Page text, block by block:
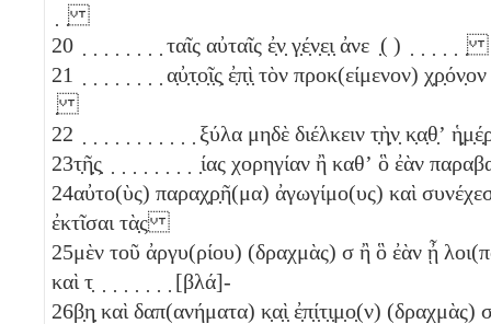
̣ ̣
20 ̣ ̣ ̣ ̣ ̣ ̣ ̣ ̣ ταῖς αὐταῖς ἐ̣ν̣ γ̣έ̣ν̣ε̣ι̣ ἀνε ̣( ) ̣ ̣ ̣ ̣ ̣ ̣
21
α̣ὐ̣τ̣ο̣ῖ̣ς̣ ἐ̣π̣ὶ̣ τὸν προκ(είμενον)
̣
22
ξύλα μηδὲ διέλκειν τ̣ὴ̣ν̣ κ̣α̣θ̣ʼ
23τ̣ῆ̣ς̣ ̣ ̣ ̣ ̣ ̣ ̣ ̣ ̣ ̣ίας χορηγίαν ἢ καθʼ ὃ ἐὰν
24αὐτο(ὺς) παραχ̣ρ̣ῆ(μα) ἀγωγίμο(υς) καὶ
ἐκτῖσαι τὰ̣ς
25μὲν τοῦ ἀργυ(ρίου) (δραχμὰς) σ ἢ ὃ ἐὰν ᾖ
καὶ τ̣ ̣ ̣ ̣ ̣ ̣ ̣ ̣ [βλά]-
26β̣η̣ καὶ δαπ(ανήματα) κ̣α̣ὶ̣ ἐ̣π̣ί̣τ̣ι̣μ̣ο̣(ν) (δραχμὰς)